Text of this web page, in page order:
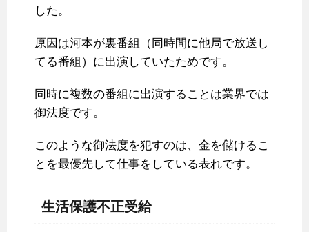
した。
原因は河本が裏番組（同時間に他局で放送し
てる番組）に出演していたためです。
同時に複数の番組に出演することは業界では
御法度です。
このような御法度を犯すのは、金を儲けるこ
とを最優先して仕事をしている表れです。
生活保護不正受給